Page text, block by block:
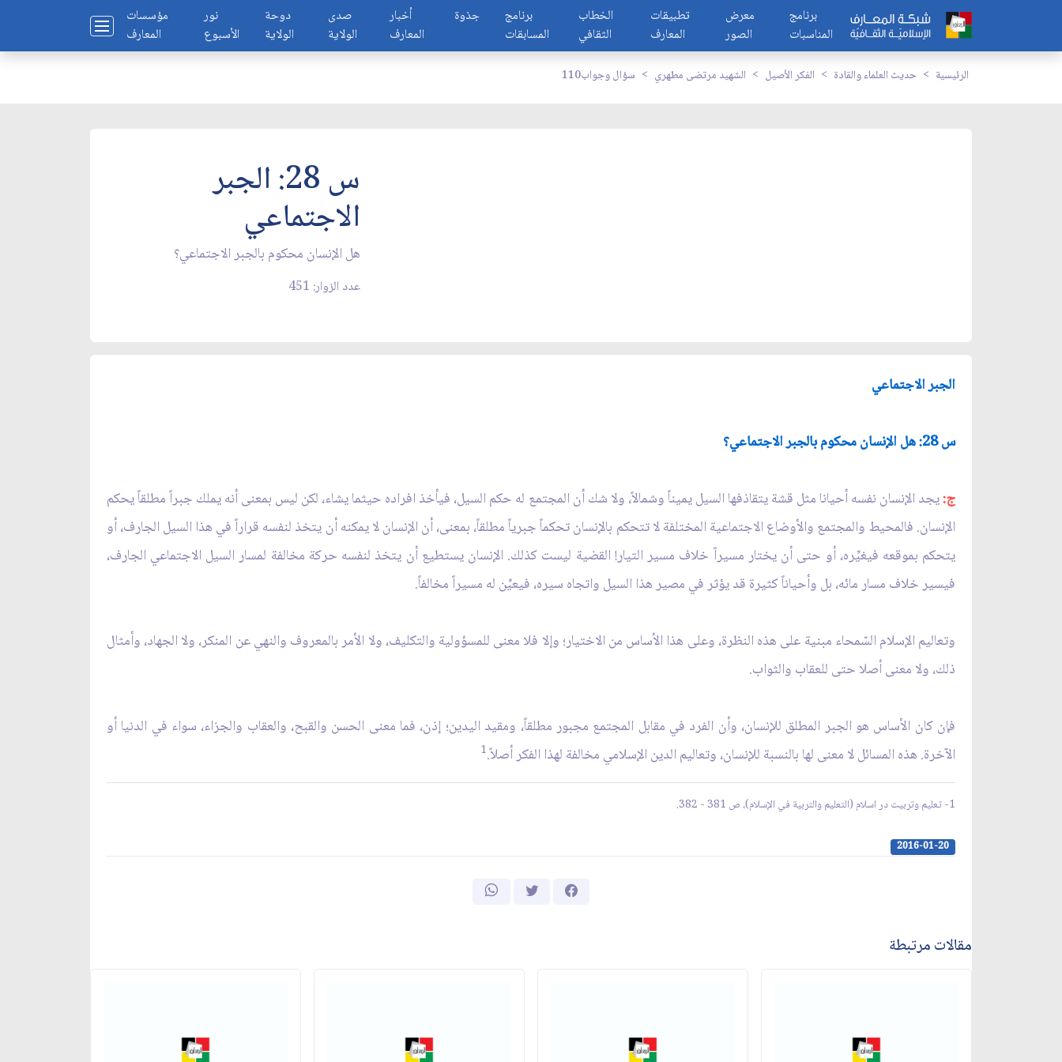
مؤسسات
المعارف
نور
الأسبوع
دوحة
الولاية
صدى
الولاية
أخبار
المعارف
جذوة
برنامج
المسابقات
الخطاب
الثقافي
تطبيقات
المعارف
معرض
الصور
برنامج
المناسبات
الرئيسية حديث العلماء والقادة الفكر الأصيل الشهيد مرتضى مطهري 110سؤال وجواب
س 28: الجبر
الاجتماعي
هل الإنسان محكوم بالجبر الاجتماعي؟
عدد الزوار: 451
الجبر الاجتماعي
س 28: هل الإنسان محكوم بالجبر الاجتماعي؟
ج:يجد الإنسان نفسه أحيانا مثل قشة يتقاذفها السيل يميناً وشمالاً، ولا شك أن المجتمع له حكم السيل، فيأخذ افراده حيثما يشاء، لكن ليس بمعنى أنه يملك جبراً مطلقاً يحكم
الإنسان. فالمحيط والمجتمع والأوضاع الاجتماعية المختلفة لا تتحكم بالإنسان تحكماً جبرياً مطلقاً، بمعنى، أن الإنسان لا يمكنه أن يتخذ لنفسه قراراً في هذا السيل الجارف، أو
يتحكم بموقعه فيغيِّره، أو حتى أن يختار مسيراً خلاف مسير التيار! القضية ليست كذلك. الإنسان يستطيع أن يتخذ لنفسه حركة مخالفة لمسار السيل الاجتماعي الجارف،
فيسير خلاف مسار مائه، بل وأحياناً كثيرة قد يؤثر في مصير هذا السيل واتجاه سيره، فيعيِّن له مسيراً مخالفاً.
وتعاليم الإسلام السّمحاء مبنية على هذه النظرة، وعلى هذا الأساس من الاختيار؛ وإلا فلا معنى للمسؤولية والتكليف، ولا الأمر بالمعروف والنهي عن المنكر، ولا الجهاد، وأمثال
ذلك، ولا معنى أصلا حتى للعقاب والثواب.
فإن كان الأساس هو الجبر المطلق للإنسان، وأن الفرد في مقابل المجتمع مجبور مطلقاً، ومقيد اليدين؛ إذن، فما معنى الحسن والقبح، والعقاب والجزاء، سواء في الدنيا أو
الآخرة. هذه المسائل لا معنى لها بالنسبة للإنسان، وتعاليم الدين الإسلامي مخالفة لهذا الفكر أصلاً.1
1- تعليم وتربيت در اسلام (التعليم والتربية في الإسلام)، ص 381 - 382.
2016-01-20
مقالات مرتبطة